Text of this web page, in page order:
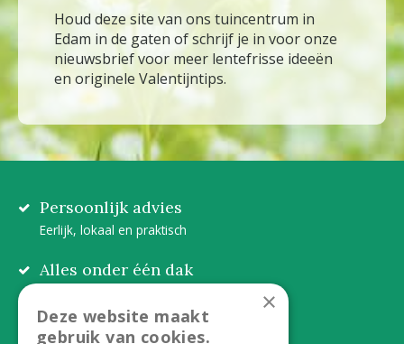
Houd deze site van ons tuincentrum in
Edam in de gaten of schrijf je in voor onze
nieuwsbrief voor meer lentefrisse ideeën
en originele Valentijntips.
Persoonlijk advies
Eerlijk, lokaal en praktisch
Alles onder één dak
Duurzaam en dorpsgemak
×
Deze website maakt
gebruik van cookies.